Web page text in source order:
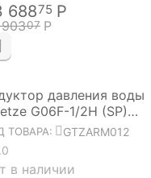
68875 Р
07 Р
давления воды
G06F-1/2H (SP)
ТОВАРА:
GTZARM012
в наличии